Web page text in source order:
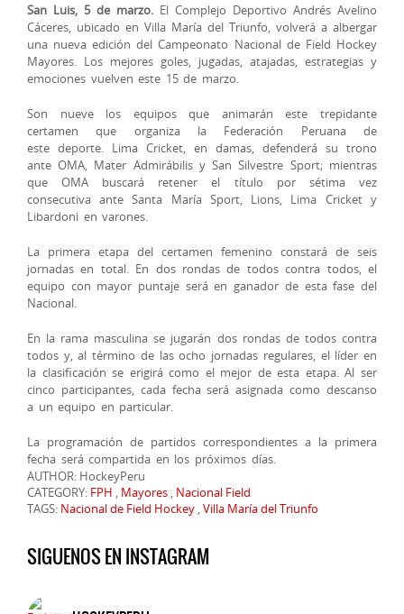
San Luis, 5 de marzo. El Complejo Deportivo Andrés Avelino
Cáceres, ubicado en Villa María del Triunfo, volverá a albergar
una nueva edición del Campeonato Nacional de Field Hockey
Mayores. Los mejores goles, jugadas, atajadas, estrategias y
emociones vuelven este 15 de marzo.
Son nueve los equipos que animarán este trepidante
certamen que organiza la Federación Peruana de
este deporte. Lima Cricket, en damas, defenderá su trono
ante OMA, Mater Admirábilis y San Silvestre Sport; mientras
que OMA buscará retener el título por sétima vez
consecutiva ante Santa María Sport, Lions, Lima Cricket y
Libardoni en varones.
La primera etapa del certamen femenino constará de seis
jornadas en total. En dos rondas de todos contra todos, el
equipo con mayor puntaje será en ganador de esta fase del
Nacional.
En la rama masculina se jugarán dos rondas de todos contra
todos y, al término de las ocho jornadas regulares, el líder en
la clasificación se erigirá como el mejor de esta etapa. Al ser
cinco participantes, cada fecha será asignada como descanso
a un equipo en particular.
La programación de partidos correspondientes a la primera
fecha será compartida en los próximos días.
AUTHOR: HockeyPeru
CATEGORY: FPH , Mayores , Nacional Field
TAGS: Nacional de Field Hockey ,Villa María del Triunfo
SIGUENOS EN INSTAGRAM